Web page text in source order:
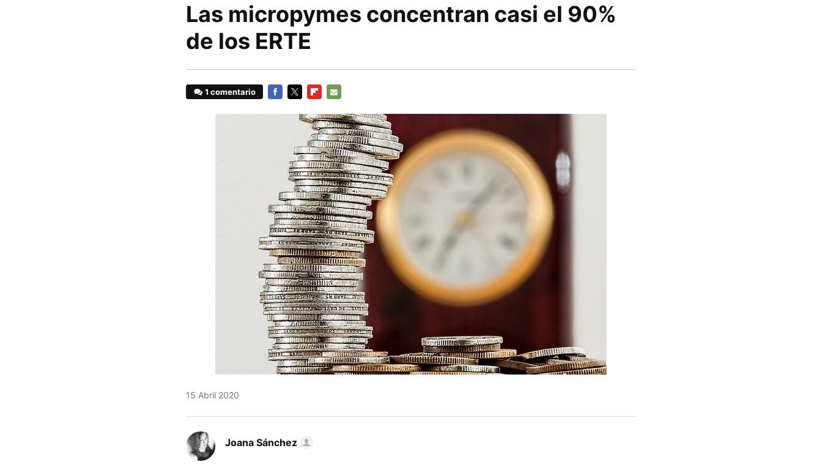
Las micropymes concentran casi el 90%
de los ERTE
1 comentario
MAIL
15 Abril 2020
Joana Sánchez